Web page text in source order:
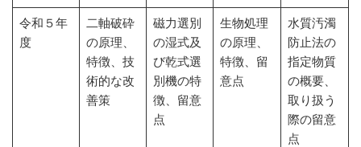
令和５年
度
二軸破砕
の原理、
特徴、技
術的な改
善策
磁力選別
の湿式及
び乾式選
別機の特
徴、留意
点
生物処理
の原理、
特徴、留
意点
水質汚濁
防止法の
指定物質
の概要、
取り扱う
際の留意
点